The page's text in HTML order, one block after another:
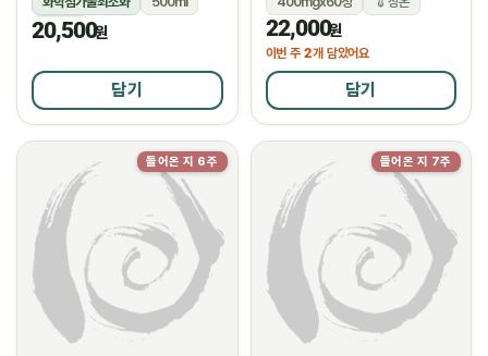
상온
20,500원
담기
22,000원
이번 주 2개 담았어요
담기
들어온 지 6주 들어온 지 7주